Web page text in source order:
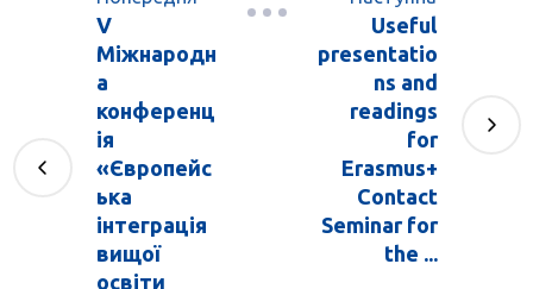
V
Міжнародн
а
конференц
ія
«Європейс
ька
інтеграція
вищої
освіти
Useful
presentatio
ns and
readings
for
Erasmus+
Contact
Seminar for
the ...